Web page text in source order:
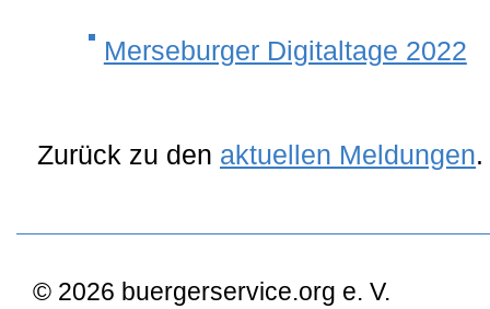
Merseburger Digitaltage 2022
Zurück zu den aktuellen Meldungen.
© 2026 buergerservice.org e. V.